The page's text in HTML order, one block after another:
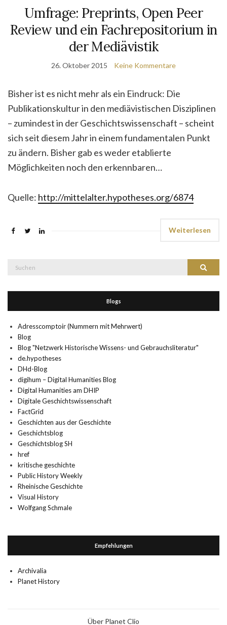
Umfrage: Preprints, Open Peer
Review und ein Fachrepositorium in
der Mediävistik
26. Oktober 2015 Keine Kommentare
Bisher ist es nicht mehr als ein Eindruck: Die
Publikationskultur in den mediävistischen Disziplinen
– zumindest in der Geschichtswissenschaft – scheint
sich seit diesem Jahr in einem fundamentalen Punkt
zu ändern. Bisher gab es weder etablierte
Möglichkeiten noch den erkennbaren…
Quelle: http://mittelalter.hypotheses.org/6874
Weiterlesen
Suchen
Blogs
Adresscomptoir (Nummern mit Mehrwert)
Blog
Blog "Netzwerk Historische Wissens- und Gebrauchsliteratur"
de.hypotheses
DHd-Blog
digihum – Digital Humanities Blog
Digital Humanities am DHIP
Digitale Geschichtswissenschaft
FactGrid
Geschichten aus der Geschichte
Geschichtsblog
Geschichtsblog SH
href
kritische geschichte
Public History Weekly
Rheinische Geschichte
Visual History
Wolfgang Schmale
Empfehlungen
Archivalia
Planet History
Über Planet Clio